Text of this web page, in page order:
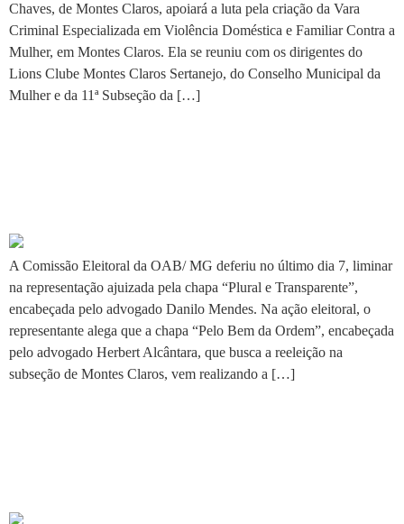
Chaves, de Montes Claros, apoiará a luta pela criação da Vara
Criminal Especializada em Violência Doméstica e Familiar Contra a
Mulher, em Montes Claros. Ela se reuniu com os dirigentes do
Lions Clube Montes Claros Sertanejo, do Conselho Municipal da
Mulher e da 11ª Subseção da […]
A Comissão Eleitoral da OAB/ MG deferiu no último dia 7, liminar
na representação ajuizada pela chapa “Plural e Transparente”,
encabeçada pelo advogado Danilo Mendes. Na ação eleitoral, o
representante alega que a chapa “Pelo Bem da Ordem”, encabeçada
pelo advogado Herbert Alcântara, que busca a reeleição na
subseção de Montes Claros, vem realizando a […]